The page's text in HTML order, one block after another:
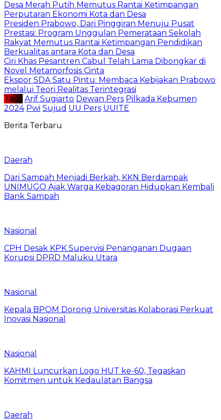
Desa Merah Putih Memutus Rantai Ketimpangan
Perputaran Ekonomi Kota dan Desa
Presiden Prabowo, Dari Pinggiran Menuju Pusat
Prestasi: Program Unggulan Pemerataan Sekolah
Rakyat Memutus Rantai Ketimpangan Pendidikan
Berkualitas antara Kota dan Desa
Ciri Khas Pesantren Cabul Telah Lama Dibongkar di
Novel Metamorfosis Cinta
Ekspor SDA Satu Pintu: Membaca Kebijakan Prabowo
melalui Teori Realitas Terintegrasi
Tag :
Arif Sugiarto Dewan Pers Pilkada Kebumen
2024 Pwi Sujud UU Pers UUITE
Berita Terbaru
Daerah
Dari Sampah Menjadi Berkah, KKN Berdampak
UNIMUGO Ajak Warga Kebagoran Hidupkan Kembali
Bank Sampah
Nasional
CPH Desak KPK Supervisi Penanganan Dugaan
Korupsi DPRD Maluku Utara
Nasional
Kepala BPOM Dorong Universitas Kolaborasi Perkuat
Inovasi Nasional
Nasional
KAHMI Luncurkan Logo HUT ke-60, Tegaskan
Komitmen untuk Kedaulatan Bangsa
Daerah